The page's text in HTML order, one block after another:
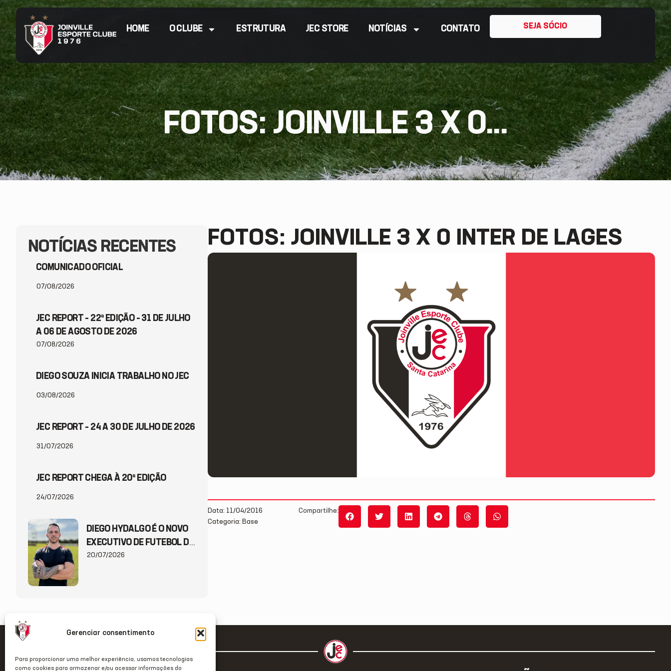
Gerenciar consentimento
Para proporcionar uma melhor experiência, usamos tecnologias
como cookies para armazenar e/ou acessar informações do
HOME O CLUBE ESTRUTURA JEC STORE NOTÍCIAS CONTATO SEJA SÓCIO
FOTOS: JOINVILLE 3 X 0...
NOTÍCIAS RECENTES
COMUNICADO OFICIAL
07/08/2026
JEC REPORT – 22ª EDIÇÃO – 31 DE JULHO
A 06 DE AGOSTO DE 2026
07/08/2026
DIEGO SOUZA INICIA TRABALHO NO JEC
03/08/2026
JEC REPORT – 24 A 30 DE JULHO DE 2026
31/07/2026
JEC REPORT CHEGA À 20ª EDIÇÃO
24/07/2026
DIEGO HYDALGO É O NOVO
EXECUTIVO DE FUTEBOL DO
JEC
20/07/2026
FOTOS: JOINVILLE 3 X 0 INTER DE LAGES
Data: 11/04/2016
Categoria: Base
Compartilhe: